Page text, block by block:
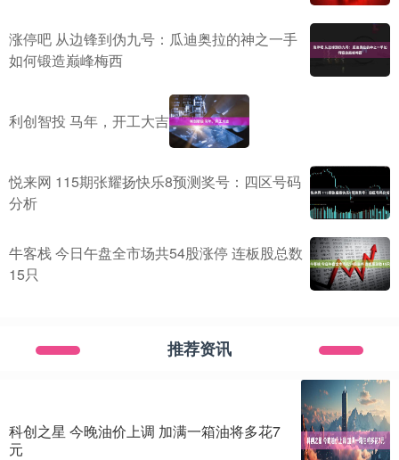
涨停吧 从边锋到伪九号：瓜迪奥拉的神之一手
如何锻造巅峰梅西
利创智投 马年，开工大吉
悦来网 115期张耀扬快乐8预测奖号：四区号码
分析
牛客栈 今日午盘全市场共54股涨停 连板股总数
15只
推荐资讯
科创之星 今晚油价上调 加满一箱油将多花7
元